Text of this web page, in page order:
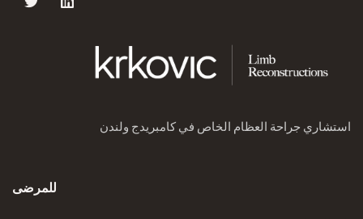
استشاري جراحة العظام الخاص في كامبريدج ولندن
للمرضى